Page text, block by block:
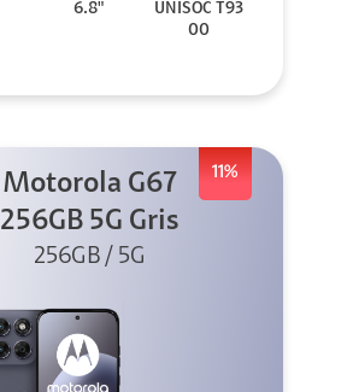
6.8"
UNISOC T93
00
11%
Motorola G67
256GB 5G Gris
256GB / 5G